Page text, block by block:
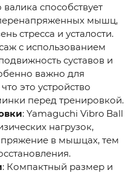
способствует
мышц,
стресса и усталости.
с использованием
суставов и
важно для
это устройство
перед тренировкой.
: Yamaguchi Vibro Ball
нагрузок,
в мышцах, тем
: Компактный размер и